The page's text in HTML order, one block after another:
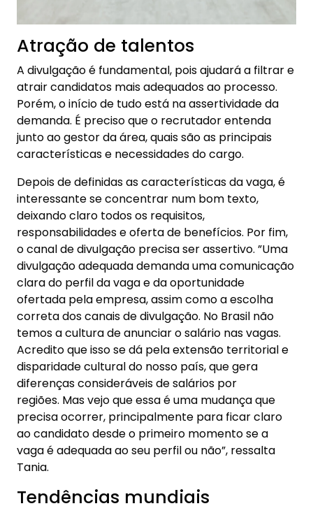
Atração de talentos
A divulgação é fundamental, pois ajudará a filtrar e
atrair candidatos mais adequados ao processo.
Porém, o início de tudo está na assertividade da
demanda. É preciso que o recrutador entenda
junto ao gestor da área, quais são as principais
características e necessidades do cargo.
Depois de definidas as características da vaga, é
interessante se concentrar num bom texto,
deixando claro todos os requisitos,
responsabilidades e oferta de benefícios. Por fim,
o canal de divulgação precisa ser assertivo. ”Uma
divulgação adequada demanda uma comunicação
clara do perfil da vaga e da oportunidade
ofertada pela empresa, assim como a escolha
correta dos canais de divulgação. No Brasil não
temos a cultura de anunciar o salário nas vagas.
Acredito que isso se dá pela extensão territorial e
disparidade cultural do nosso país, que gera
diferenças consideráveis de salários por
regiões. Mas vejo que essa é uma mudança que
precisa ocorrer, principalmente para ficar claro
ao candidato desde o primeiro momento se a
vaga é adequada ao seu perfil ou não”, ressalta
Tania.
Tendências mundiais